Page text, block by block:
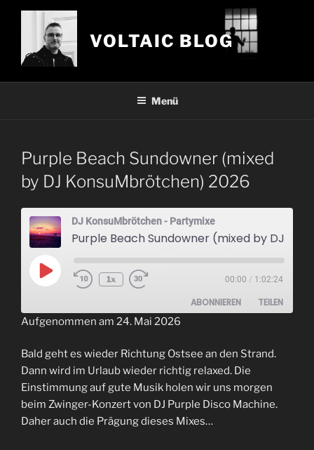
Zum
VOLTAIC BLOG
Menü
Purple Beach Sundowner (mixed
by DJ KonsuMbrötchen) 2026
DJ KonsuMbrötchen - Partymixe
Play
Episode
1x 00:00 / 1:02:24
ABONNIEREN TEILEN
RSS FEED
LINK
EMBED
Aufgenommen am 24. Mai 2026
Bald geht es wieder Richtung Ostsee an den Strand.
Dann wird im Urlaub wieder richtig relaxed. Die
Einstimmung auf gute Musik holen wir uns morgen
beim Zwinger-Konzert von DJ Purple Disco Machine.
Daher auch die Prägung dieses Mixes…